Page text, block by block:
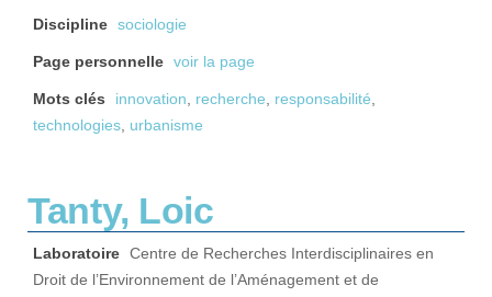
Discipline sociologie
Page personnelle voir la page
Mots clés innovation, recherche, responsabilité,
technologies, urbanisme
Tanty, Loic
Laboratoire Centre de Recherches Interdisciplinaires en
Droit de l’Environnement de l’Aménagement et de